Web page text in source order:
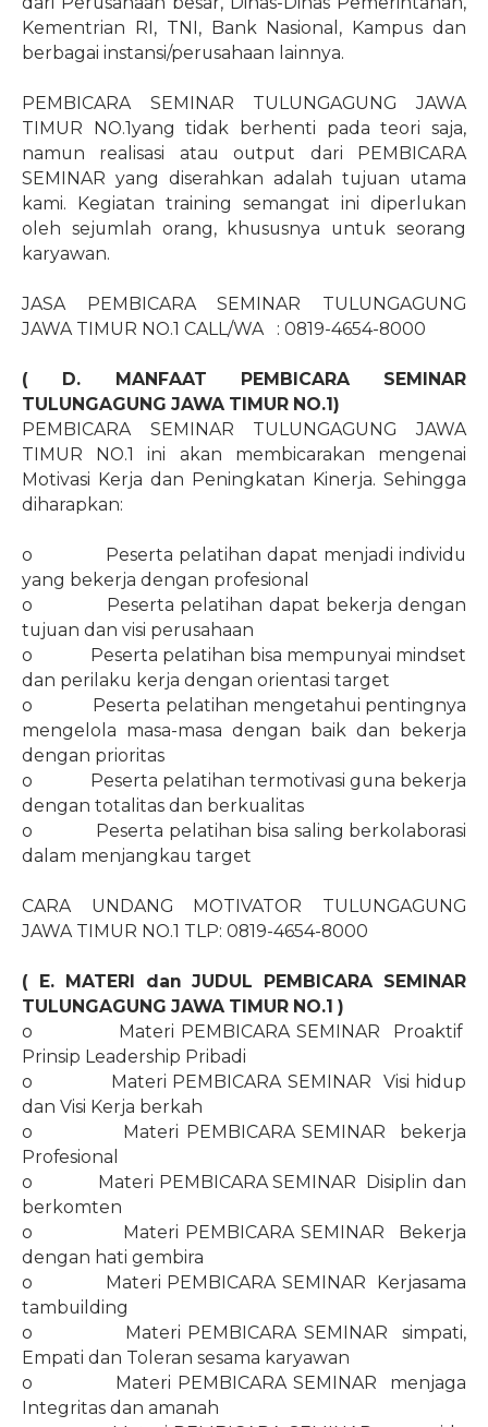
Kementrian RI, TNI, Bank Nasional, Kampus dan
berbagai instansi/perusahaan lainnya.
PEMBICARA SEMINAR TULUNGAGUNG JAWA
TIMUR NO.1yang tidak berhenti pada teori saja,
namun realisasi atau output dari PEMBICARA
SEMINAR yang diserahkan adalah tujuan utama
kami. Kegiatan training semangat ini diperlukan
oleh sejumlah orang, khususnya untuk seorang
karyawan.
JASA PEMBICARA SEMINAR TULUNGAGUNG
JAWA TIMUR NO.1 CALL/WA
: 0819-4654-8000
( D. MANFAAT PEMBICARA SEMINAR
TULUNGAGUNG JAWA TIMUR NO.1)
PEMBICARA SEMINAR TULUNGAGUNG JAWA
TIMUR NO.1 ini akan membicarakan mengenai
Motivasi Kerja dan Peningkatan Kinerja. Sehingga
diharapkan:
o
Peserta pelatihan dapat menjadi individu
yang bekerja dengan profesional
o
Peserta pelatihan dapat bekerja dengan
tujuan dan visi perusahaan
o
Peserta pelatihan bisa mempunyai mindset
dan perilaku kerja dengan orientasi target
o
Peserta pelatihan mengetahui pentingnya
mengelola masa-masa dengan baik dan bekerja
dengan prioritas
o
Peserta pelatihan termotivasi guna bekerja
dengan totalitas dan berkualitas
o
Peserta pelatihan bisa saling berkolaborasi
dalam menjangkau target
CARA UNDANG MOTIVATOR TULUNGAGUNG
JAWA TIMUR NO.1 TLP: 0819-4654-8000
( E. MATERI dan JUDUL PEMBICARA SEMINAR
TULUNGAGUNG JAWA TIMUR NO.1 )
o
Materi PEMBICARA SEMINAR
Proaktif
Prinsip Leadership Pribadi
o
Materi PEMBICARA SEMINAR
Visi hidup
dan Visi Kerja berkah
o
Materi PEMBICARA SEMINAR
bekerja
Profesional
o
Materi PEMBICARA SEMINAR Disiplin dan
berkomten
o
Materi PEMBICARA SEMINAR
Bekerja
dengan hati gembira
o
Materi PEMBICARA SEMINAR
Kerjasama
tambuilding
o
Materi PEMBICARA SEMINAR
simpati,
Empati dan Toleran sesama karyawan
o
Materi PEMBICARA SEMINAR
menjaga
Integritas dan amanah